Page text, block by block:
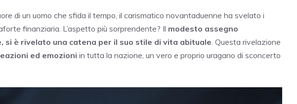
di un uomo che sfida il tempo, il carismatico novantaduenne ha svelato i
finanziaria. L’aspetto più sorprendente? Il modesto assegno
si è rivelato una catena per il suo stile di vita abituale. Questa rivelazione
ed emozioni in tutta la nazione, un vero e proprio uragano di sconcerto